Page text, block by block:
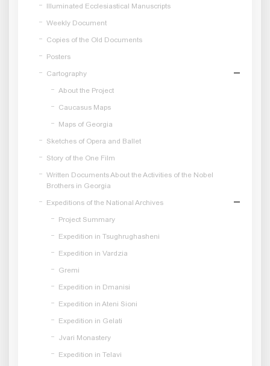
Illuminated Ecclesiastical Manuscripts
Weekly Document
Copies of the Old Documents
Posters
Cartography
About the Project
Caucasus Maps
Maps of Georgia
Sketches of Opera and Ballet
Story of the One Film
Written Documents About the Activities of the Nobel
Brothers in Georgia
Expeditions of the National Archives
Project Summary
Expedition in Tsughrughasheni
Expedition in Vardzia
Gremi
Expedition in Dmanisi
Expedition in Ateni Sioni
Expedition in Gelati
Jvari Monastery
Expedition in Telavi